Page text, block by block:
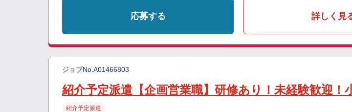
応募する 詳しく見
ジョブNo. A01466803
紹介予定派遣【企画営業職】研修あり！未経験歓迎！
紹介予定派遣